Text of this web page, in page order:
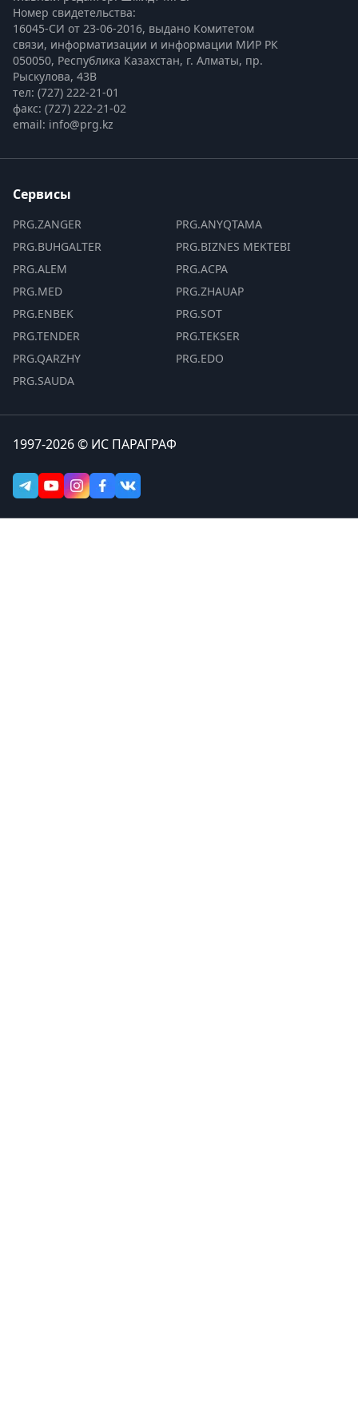
Номер свидетельства:
16045-СИ от 23-06-2016, выдано Комитетом
связи, информатизации и информации МИР РК
050050, Республика Казахстан, г. Алматы, пр.
Рыскулова, 43В
тел: (727) 222-21-01
факс: (727) 222-21-02
email: info@prg.kz
Сервисы
PRG.ZANGER
PRG.BUHGALTER
PRG.ALEM
PRG.MED
PRG.ENBEK
PRG.TENDER
PRG.QARZHY
PRG.SAUDA
PRG.ANYQTAMA
PRG.BIZNES MEKTEBI
PRG.ACPA
PRG.ZHAUAP
PRG.SOT
PRG.TEKSER
PRG.EDO
1997-2026 © ИС ПАРАГРАФ